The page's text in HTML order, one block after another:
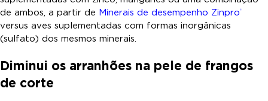
de ambos, a partir de Minerais de desempenho Zinpro®
versus aves suplementadas com formas inorgânicas
(sulfato) dos mesmos minerais.
Diminui os arranhões na pele de frangos
de corte